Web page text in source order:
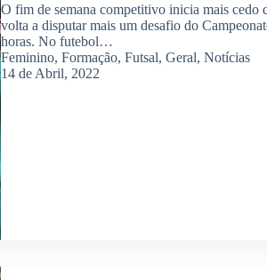
O fim de semana competitivo inicia mais cedo
volta a disputar mais um desafio do
horas. No futebol…
Feminino,Formação,Futsal,Geral,Notícias
14 de Abril, 2022